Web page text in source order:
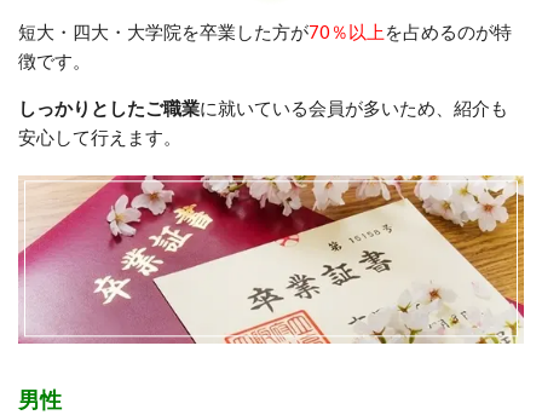
短大・四大・大学院を卒業した方が70％以上 を占めるのが特
徴です。
しっかりとしたご職業に就いている会員が多いため、紹介も
安心して行えます。
男性